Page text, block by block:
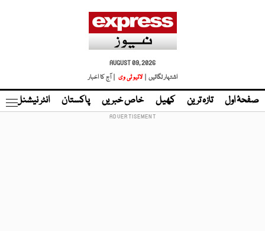
AUGUST 09, 2026
اشتہار لگائیں |
لائیو ٹی وی | آج کا اخبار
صفحۂ اول تازہ ترین کھیل خاص خبریں پاکستان انٹر نیشنل